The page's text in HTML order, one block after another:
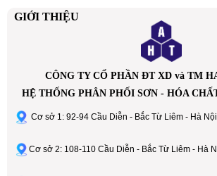
GIỚI THIỆU
CÔNG TY CỔ PHẦN ĐT XD và TM
HỆ THỐNG PHÂN PHỐI SƠN - HÓA
Cơ sở 1: 92-94 Cầu Diễn - Bắc Từ Liêm - Hà Nội
Cơ sở 2: 108-110 Cầu Diễn - Bắc Từ Liêm - Hà